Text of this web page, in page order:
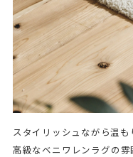
スタイリッシュながら温も
高級なベニワレンラグの